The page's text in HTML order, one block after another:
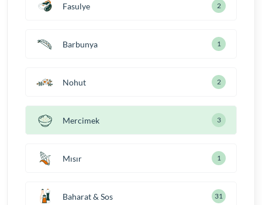
Fasulye 2
Barbunya 1
Nohut 2
Mercimek 3
Mısır 1
Baharat & Sos 31